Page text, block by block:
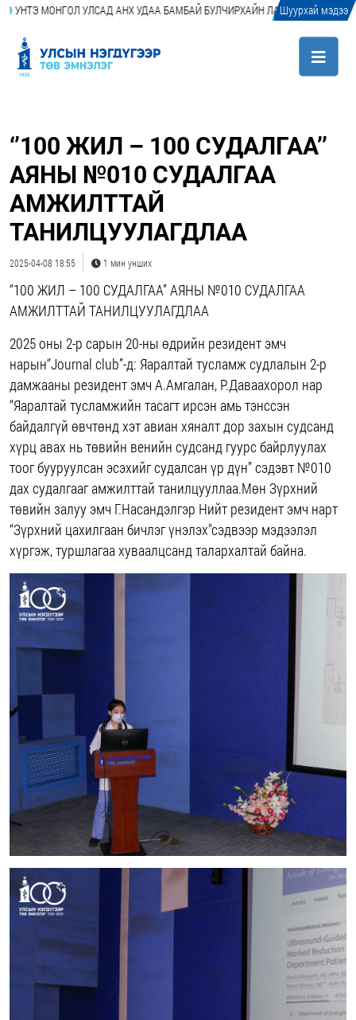
МОНГОЛ УЛСАД АНХ УДАА БАМБАЙ БУЛЧИРХАЙН ЛАЗЕР АБЛАЦИ (LASER
Шуурхай мэдээ
‘’100 ЖИЛ – 100 СУДАЛГАА’’
АЯНЫ №010 СУДАЛГАА
АМЖИЛТТАЙ
ТАНИЛЦУУЛАГДЛАА
2025-04-08 18:55 1 мин унших
‘’100 ЖИЛ – 100 СУДАЛГАА’’ АЯНЫ №010 СУДАЛГАА
АМЖИЛТТАЙ ТАНИЛЦУУЛАГДЛАА
2025 оны 2-р сарын 20-ны өдрийн резидент эмч
нарын‘’Journal club’’-д: Яаралтай тусламж судлалын 2-р
дамжааны резидент эмч А.Амгалан, Р.Даваахорол нар
‘’Яаралтай тусламжийн тасагт ирсэн амь тэнссэн
байдалгүй өвчтөнд хэт авиан хяналт дор захын судсанд
хүрц авах нь төвийн венийн судсанд гуурс байрлуулах
тоог бууруулсан эсэхийг судалсан үр дүн’’ сэдэвт №010
дах судалгааг амжилттай танилцууллаа.Мөн Зүрхний
төвийн залуу эмч Г.Насандэлгэр Нийт резидент эмч нарт
“Зүрхний цахилгаан бичлэг үнэлэх"сэдвээр мэдээлэл
хүргэж, туршлагаа хуваалцсанд талархалтай байна.